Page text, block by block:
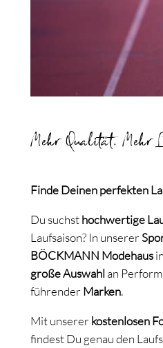
Mehr Qualität. Mehr
Finde Deinen perfekten
Du suchsthochwertige
Laufsaison? In unserer
BÖCKMANN Modehausin
große Auswahlan
führenderMarken.
Mit unsererkostenlosen
findest Du genau den